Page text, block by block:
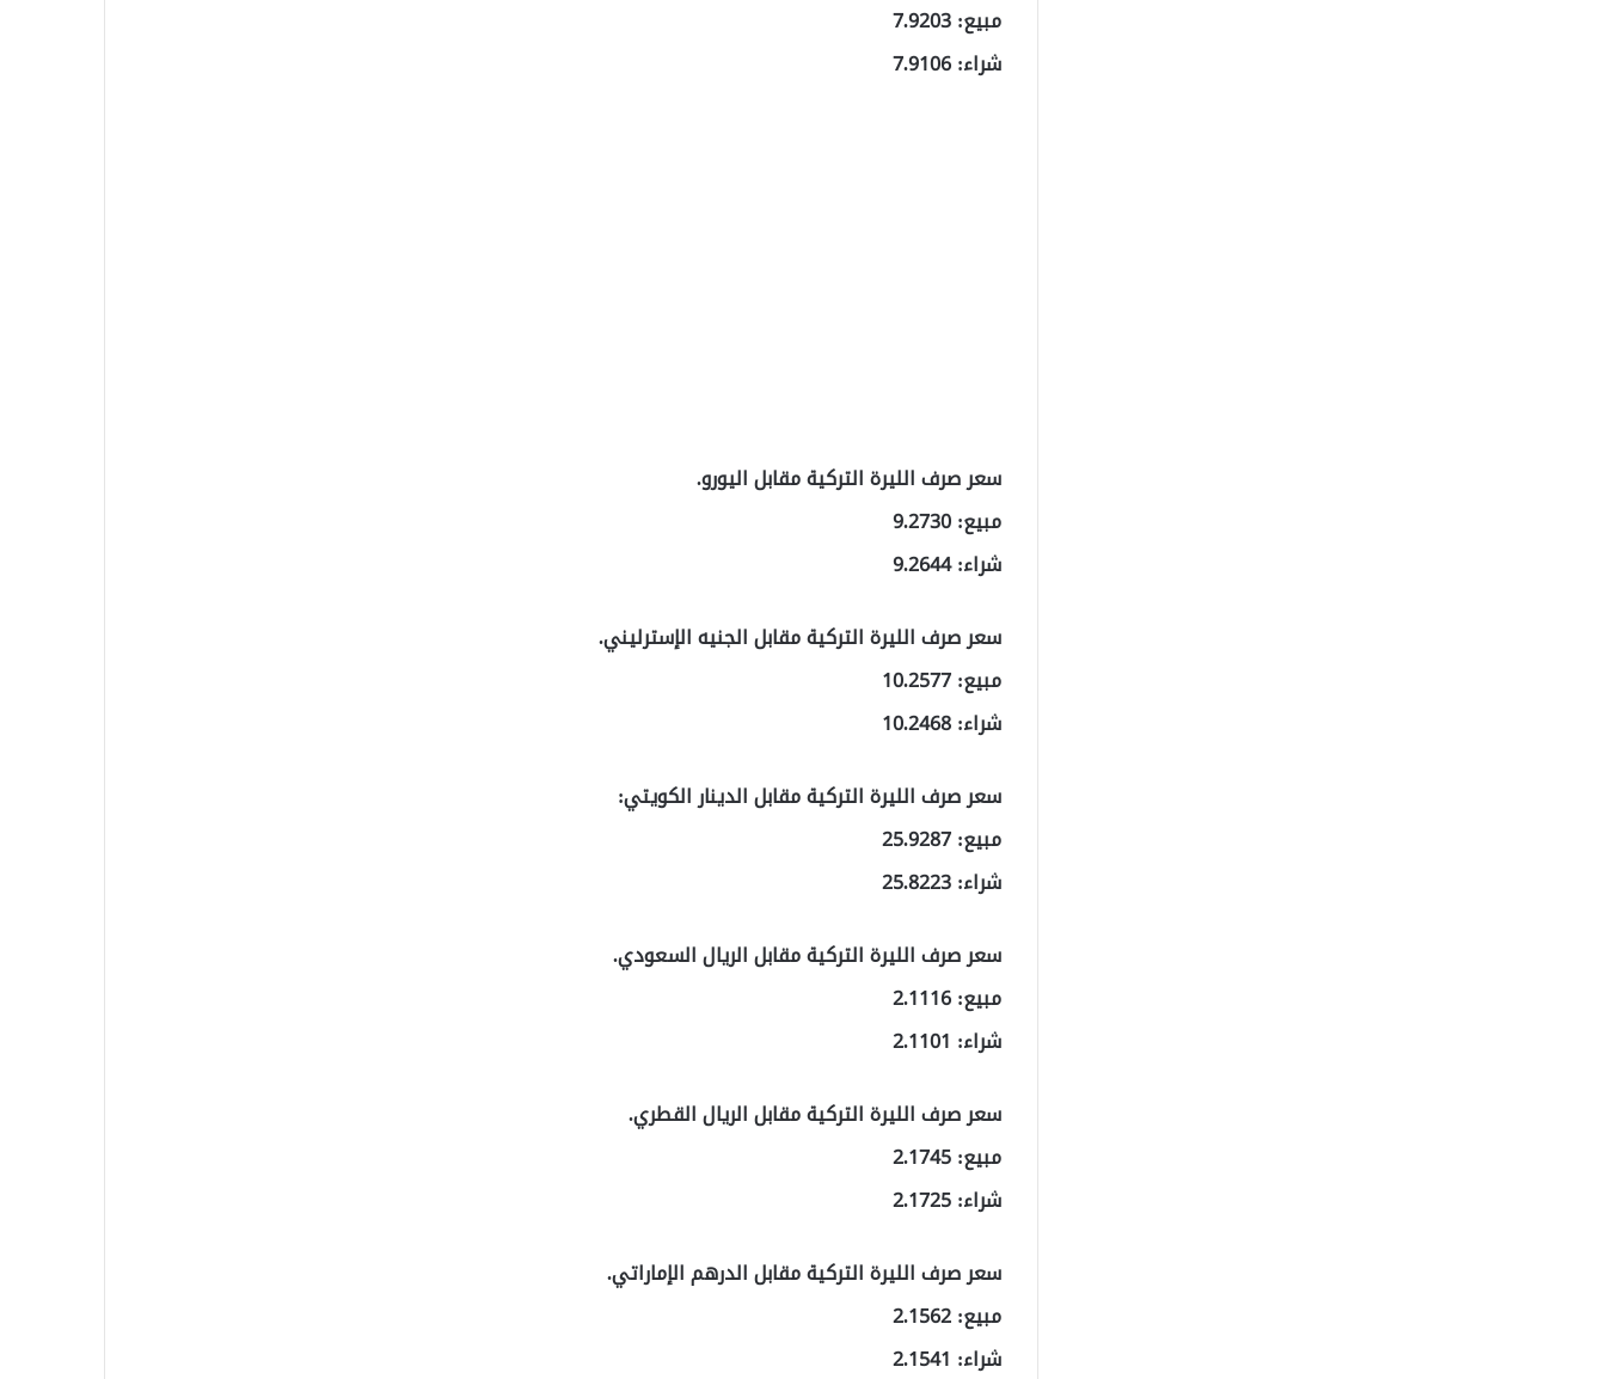
مبيع: 7.9203
شراء: 7.9106
سعر صرف الليرة التركية مقابل اليورو.
مبيع: 9.2730
شراء: 9.2644
سعر صرف الليرة التركية مقابل الجنيه الإسترليني.
مبيع: 10.2577
شراء: 10.2468
سعر صرف الليرة التركية مقابل الدينار الكويتي:
مبيع: 25.9287
شراء: 25.8223
سعر صرف الليرة التركية مقابل الريال السعودي.
مبيع: 2.1116
شراء: 2.1101
سعر صرف الليرة التركية مقابل الريال القطري.
مبيع: 2.1745
شراء: 2.1725
سعر صرف الليرة التركية مقابل الدرهم الإماراتي.
مبيع: 2.1562
شراء: 2.1541